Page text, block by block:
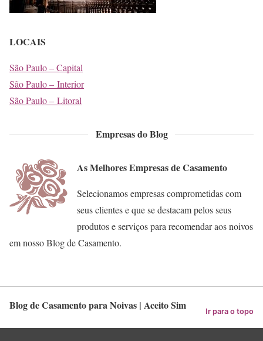
LOCAIS
São Paulo – Capital
São Paulo – Interior
São Paulo – Litoral
Empresas do Blog
As Melhores Empresas de Casamento
Selecionamos empresas comprometidas com
seus clientes e que se destacam pelos seus
produtos e serviços para recomendar aos noivos
em nosso Blog de Casamento.
Blog de Casamento para Noivas | Aceito Sim Ir para o topo